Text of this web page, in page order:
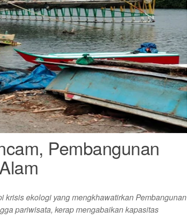
Pembangunan
ekologi yang mengkhawatirkan Pembangunan
pariwisata, kerap mengabaikan kapasitas